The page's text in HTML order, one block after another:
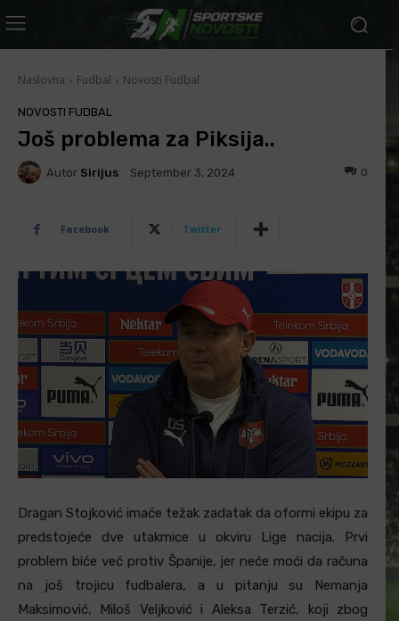
Naslovna Fudbal Novosti Fudbal
NOVOSTI FUDBAL
Još problema za Piksija..
Autor Sirijus September 3, 2024 0
Facebook Twitter
Dragan Stojković imaće težak zadatak da oformi ekipu za
predstojeće dve utakmice u okviru Lige nacija. Prvi
problem biće već protiv Španije, jer neće moći da računa
na još trojicu fudbalera, a u pitanju su Nemanja
Maksimović, Miloš Veljković i Aleksa Terzić, koji zbog